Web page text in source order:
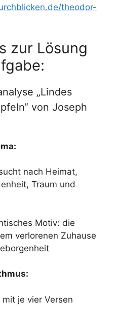
theodor-
zur Lösung
„Lindes
von Joseph
nach Heimat,
Traum und
Motiv: die
verlorenen Zuhause
je vier Versen